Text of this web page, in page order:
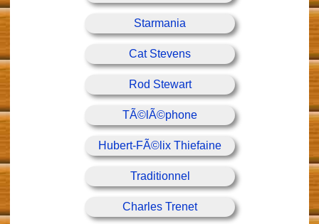
Starmania
Cat Stevens
Rod Stewart
TÃ©lÃ©phone
Hubert-FÃ©lix Thiefaine
Traditionnel
Charles Trenet